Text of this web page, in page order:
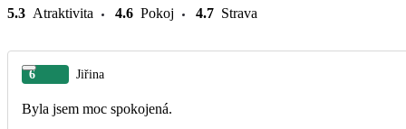
5.3 Atraktivita 4.6 Pokoj 4.7 Strava
6 Jiřina
Byla jsem moc spokojená.